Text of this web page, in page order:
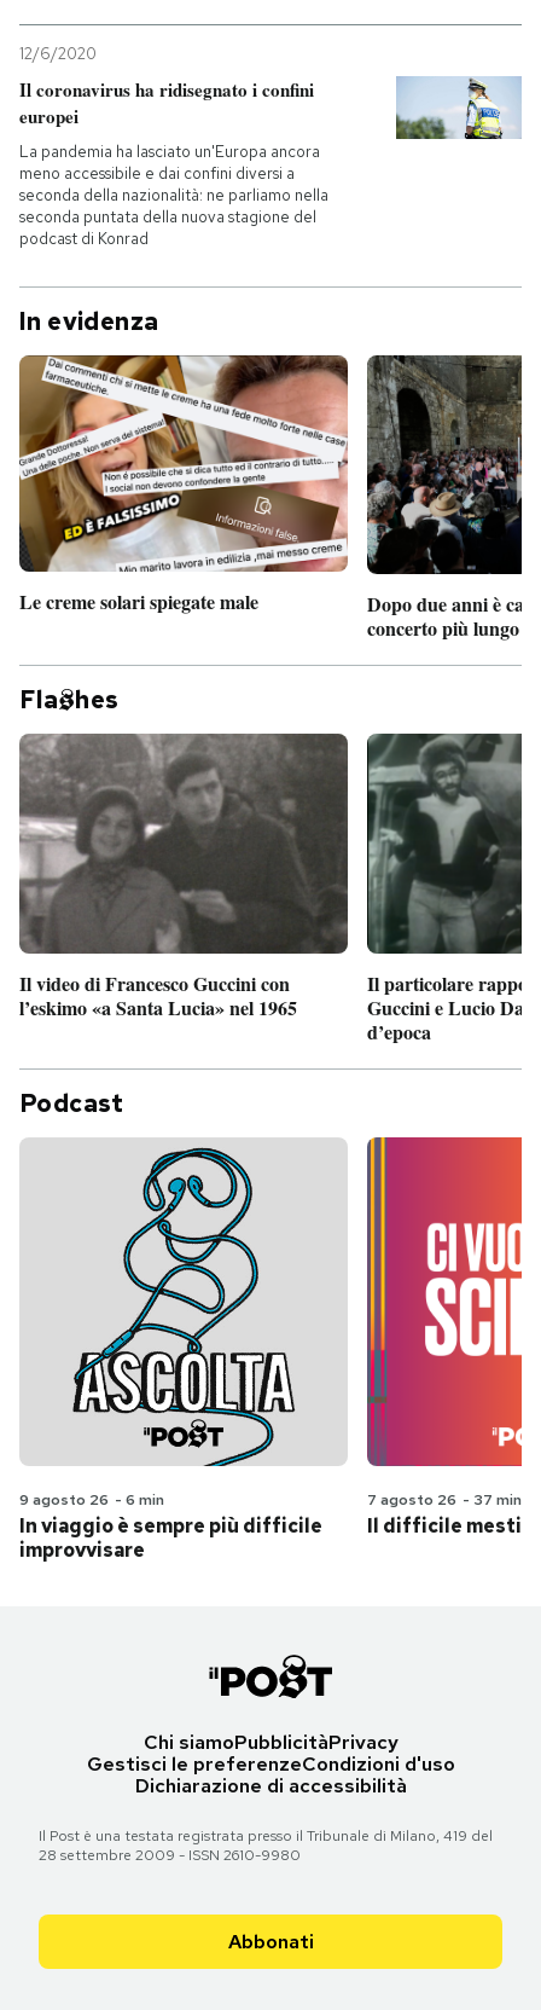
12/6/2020
Il coronavirus ha ridisegnato i confini
europei
La pandemia ha lasciato un'Europa ancora
meno accessibile e dai confini diversi a
seconda della nazionalità: ne parliamo nella
seconda puntata della nuova stagione del
podcast di Konrad
In evidenza
Le creme solari spiegate male
Dopo due anni è
concerto più lungo
Fla hes
Il video di Francesco Guccini con
l’eskimo «a Santa Lucia» nel 1965
Il particolare
Guccini e Lucio
d’epoca
Podcast
9 agosto 26 - 6 min
In viaggio è sempre più difficile
improvvisare
7 agosto 26 - 37 min
Il difficile
Chi siamoPubblicitàPrivacy
Gestisci le preferenzeCondizioni d'uso
Dichiarazione di accessibilità
Il Post è una testata registrata presso il Tribunale di Milano, 419 del
28 settembre 2009 - ISSN 2610-9980
Abbonati